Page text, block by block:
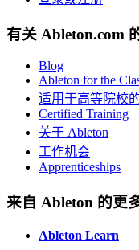
有关 Ableton.com
Blog
Ableton for the
适用于高等院校
Certified Training
关于 Ableton
工作机会
Apprenticeships
来自 Ableton 的更
Ableton Learn